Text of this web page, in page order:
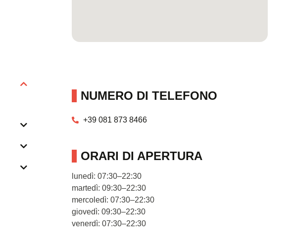
NUMERO DI TELEFONO
+39 081 873 8466
ORARI DI APERTURA
lunedì: 07:30–22:30
martedì: 09:30–22:30
mercoledì: 07:30–22:30
giovedì: 09:30–22:30
venerdì: 07:30–22:30